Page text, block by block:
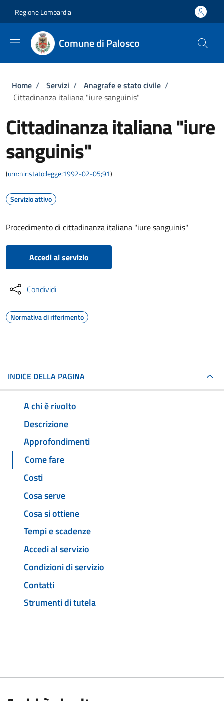
Regione Lombardia
Comune di Palosco
Briciole di pane
Home / Servizi / Anagrafe e stato civile /
Cittadinanza italiana "iure sanguinis"
Cittadinanza italiana "iure
sanguinis"
(urn:nir:stato:legge:1992-02-05;91)
Servizio attivo
Procedimento di cittadinanza italiana "iure sanguinis"
Accedi al servizio
Condividi
Normativa di riferimento
INDICE DELLA PAGINA
A chi è rivolto
Descrizione
Approfondimenti
Come fare
Costi
Cosa serve
Cosa si ottiene
Tempi e scadenze
Accedi al servizio
Condizioni di servizio
Contatti
Strumenti di tutela